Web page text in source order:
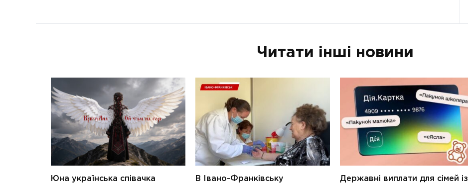
Читати інші новини
Юна українська співачка
В Івано-Франківську
Державні виплати для сімей із